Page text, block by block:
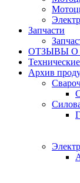
Запчасти
ОТЗЫВЫ О
Архив